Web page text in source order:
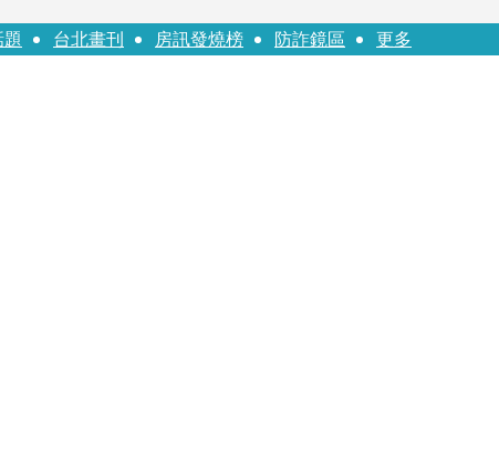
》回桃影娘家 《長安的荔枝》桃影加映一票難求
台北畫刊 房訊發燒榜 防詐鏡區 更多